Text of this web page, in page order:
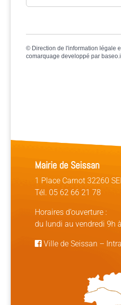
© Direction de l'information légale
comarquage developpé par
Mairie de Seissan
1 Place Carnot 32260
Tél. 05 62 66 21 78
Horaires d’ouverture :
du lundi au vendredi 9h
Ville de Seissan –